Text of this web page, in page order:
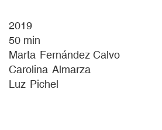
2019
50 min
Marta Fernández Calvo
Carolina Almarza
Luz Pichel